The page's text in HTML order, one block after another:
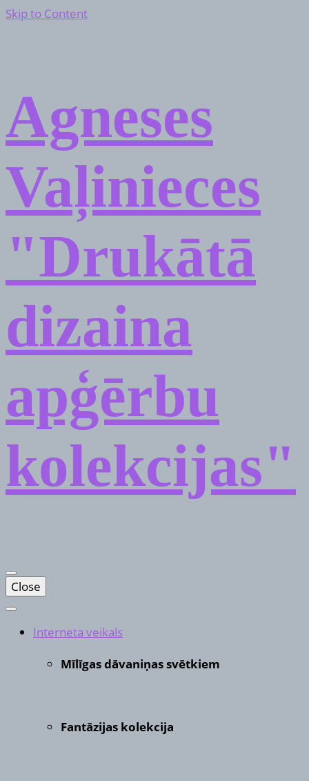
Skip to Content
Agneses
Vaļinieces
"Drukātā
dizaina
apģērbu
kolekcijas"
Close
Interneta veikals
Mīlīgas dāvaniņas svētkiem
Fantāzijas kolekcija